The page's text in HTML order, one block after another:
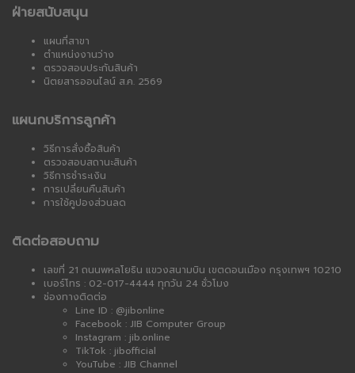
ฝ่ายสนับสนุน
แผนที่สาขา
ตำแหน่งงานว่าง
ตรวจสอบประกันสินค้า
นิตยสารออนไลน์ ส.ค. 2569
แผนกบริการลูกค้า
วิธีการสั่งซื้อสินค้า
ตรวจสอบสถานะสินค้า
วิธีการชำระเงิน
การเปลี่ยนคืนสินค้า
การใช้คูปองส่วนลด
ติดต่อสอบถาม
เลขที่ 21 ถนนพหลโยธิน แขวงสนามบิน เขตดอนเมือง กรุงเทพฯ 10210
เบอร์โทร : 02-017-4444 ทุกวัน 24 ชั่วโมง
ช่องทางติดต่อ
Line ID : @jibonline
Facebook : JIB Computer Group
Instagram : jib.online
TikTok : jibofficial
YouTube : JIB Channel